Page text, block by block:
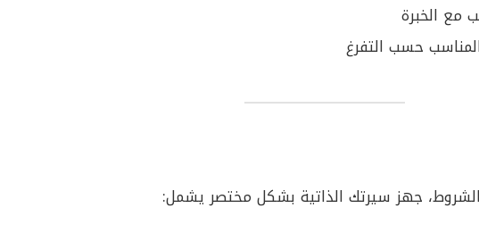
مع الخبرة
حسب التفرغ
جهز سيرتك الذاتية بشكل مختصر يشمل: